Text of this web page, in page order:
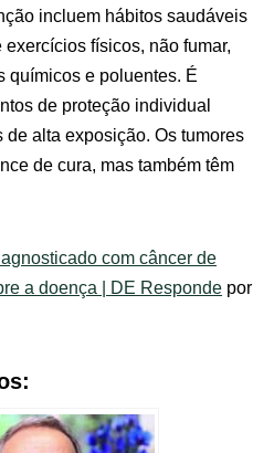
incluem hábitos saudáveis
físicos, não fumar,
químicos e poluentes. É
de proteção individual
alta exposição. Os tumores
de cura, mas também têm
com câncer de
a doença | DE Responde por